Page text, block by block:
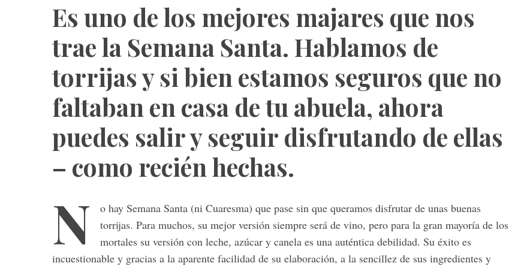
Es uno de los mejores majares que nos
trae la Semana Santa. Hablamos de
torrijas y si bien estamos seguros que no
faltaban en casa de tu abuela, ahora
puedes salir y seguir disfrutando de ellas
– como recién hechas.
N
o hay Semana Santa (ni Cuaresma) que pase sin que queramos disfrutar de unas buenas
torrijas. Para muchos, su mejor versión siempre será de vino, pero para la gran mayoría de los
mortales su versión con leche, azúcar y canela es una auténtica debilidad. Su éxito es
incuestionable y gracias a la aparente facilidad de su elaboración, a la sencillez de sus ingredientes y